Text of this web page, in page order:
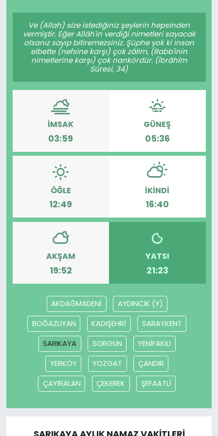
Ve (Allah) size istediğiniz şeylerin hepsinden
vermiştir. Eğer Allâh'ın verdiği nimetleri sayacak
olsanız sayıp bitiremezsiniz. Şüphe yok ki insan
elbette (nefsine karşı) çok zâlim, (Rabb'inin
nimetlerine karşı) çok nankördür. (İbrâhîm
Sûresi, 34)
İMSAK
03:59
GÜNEŞ
05:36
ÖĞLE
12:49
İKINDI
16:40
AKŞAM
19:52
YATSI
21:23
AKDAĞMADENİ
AYDINCIK (Y)
BOĞAZLIYAN
KADIŞEHRİ
SARAYKENT
SARIKAYA
SORGUN
YENİFAKILI
YERKÖY
YOZGAT
ÇANDIR
ÇAYIRALAN
ÇEKEREK ŞEFAATLİ
Teknoloji
Yaşam
Gizlilik Sözleşmesi
İletişim